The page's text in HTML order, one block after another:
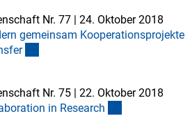
Nr. 77 | 24. Oktober 2018
gemeinsam Kooperationsprojekte
r
Nr. 75 | 22. Oktober 2018
in Research